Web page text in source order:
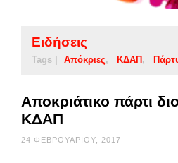
Ειδήσεις
Tags | Απόκριες ΚΔΑΠ
Αποκριάτικο πάρτι
ΚΔΑΠ
24 ΦΕΒΡΟΥΑΡΊΟΥ, 2017